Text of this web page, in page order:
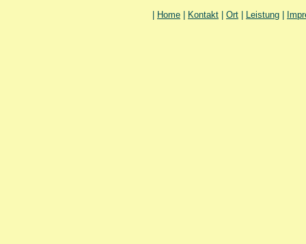
Home Kontakt Ort Leistung